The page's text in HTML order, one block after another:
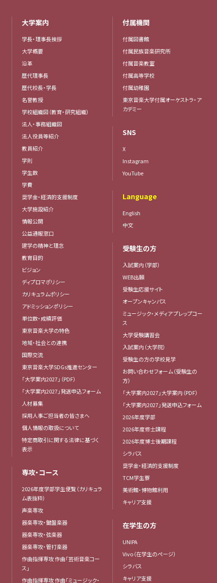
大学案内
学長・理事長挨拶
大学概要
沿革
歴代理事長
歴代校長・学長
名誉教授
学校組織図（教育・研究組織）
法人・事務組織図
法人役員等紹介
教員紹介
学則
学生数
学費
奨学金・経済的支援制度
大学施設紹介
情報公開
公益通報窓口
建学の精神と理念
教育目的
ビジョン
ディプロマポリシー
カリキュラムポリシー
アドミッションポリシー
単位数・成績評価
東京音楽大学の特色
地域・社会との連携
国際交流
東京音楽大学SDGs推進センター
「大学案内2027」（PDF）
「大学案内2027」発送申込フォーム
人材募集
採用人事ご担当者の皆さまへ
個人情報の取扱について
特定商取引に関する法律に基づく
表示
専攻・コース
2026年度学部学生便覧（カリキュラ
ム表抜粋）
声楽専攻
器楽専攻・鍵盤楽器
器楽専攻・弦楽器
器楽専攻・管打楽器
作曲指揮専攻 作曲「芸術音楽コー
ス」
作曲指揮専攻 作曲「ミュージック・
付属機関
付属図書館
付属民族音楽研究所
付属音楽教室
付属高等学校
付属幼稚園
東京音楽大学付属オーケストラ・ア
カデミー
SNS
X
Instagram
YouTube
Language
English
中文
受験生の方
入試案内（学部）
WEB出願
受験生応援サイト
オープンキャンパス
ミュージック・メディア プレップコー
ス
大学受験講習会
入試案内（大学院）
受験生の方の学校見学
お問い合わせフォーム（受験生の
方）
「大学案内2027」大学案内（PDF）
「大学案内2027」発送申込フォーム
2026年度学部
2026年度修士課程
2026年度博士後期課程
シラバス
奨学金・経済的支援制度
TCM学生寮
美術館・博物館利用
キャリア支援
在学生の方
UNIPA
Vivo（在学生のページ）
シラバス
キャリア支援